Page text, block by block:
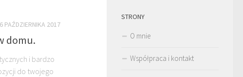
PAŹDZIERNIKA 2017
domu.
i bardzo
do twojego
STRONY
O mnie
Współpraca i kontakt